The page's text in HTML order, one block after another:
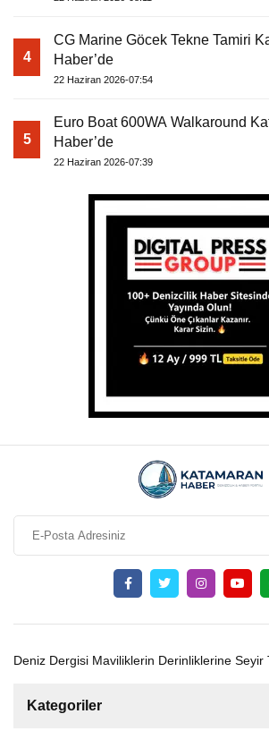
4
CG Marine Göcek Tekne Tamiri
Haber’de
22 Haziran 2026-07:54
5
Euro Boat 600WA Walkaround
Haber’de
22 Haziran 2026-07:39
Deniz Dergisi Maviliklerin Derinliklerine
Kategoriler